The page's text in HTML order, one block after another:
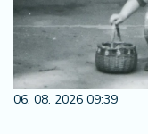
06. 08. 2026 09:39